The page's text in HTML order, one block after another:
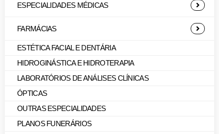
ESPECIALIDADES MÉDICAS
FARMÁCIAS
ESTÉTICA FACIAL E DENTÁRIA
HIDROGINÁSTICA E HIDROTERAPIA
LABORATÓRIOS DE ANÁLISES CLÍNICAS
ÓPTICAS
OUTRAS ESPECIALIDADES
PLANOS FUNERÁRIOS